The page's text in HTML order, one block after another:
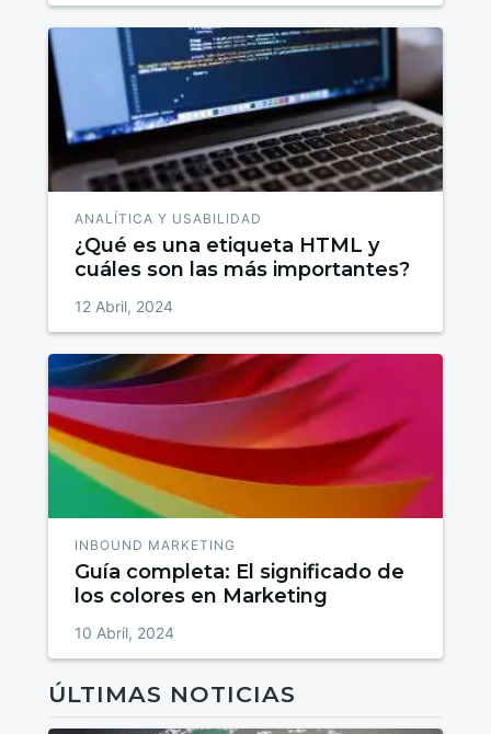
ANALÍTICA Y USABILIDAD
¿Qué es una etiqueta HTML y
cuáles son las más importantes?
12 Abril, 2024
INBOUND MARKETING
Guía completa: El significado de
los colores en Marketing
10 Abril, 2024
ÚLTIMAS NOTICIAS